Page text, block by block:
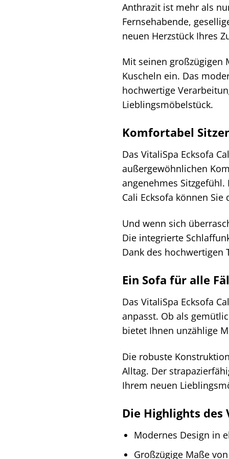
Anthrazit ist mehr als
Fernsehabende,
neuen Herzstück Ihres
Mit seinen großzügigen
Kuscheln ein. Das
hochwertige
Lieblingsmöbelstück.
Komfortabel
Das VitaliSpa Ecksofa
außergewöhnlichen
angenehmes
Cali Ecksofa können
Und wenn sich
Die integrierte
Dank des hochwertigen
Ein Sofa für alle
Das VitaliSpa Ecksofa
anpasst. Ob als
bietet Ihnen unzählige
Die robuste
Alltag. Der
Ihrem neuen
Die Highlights
Modernes Design in
Großzügige Maße